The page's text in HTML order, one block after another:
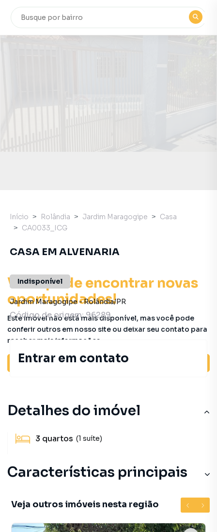
Você pode encontrar novas
oportunidades!
Este imóvel não está mais disponível, mas você pode
conferir outros em nosso site ou deixar seu contato para
receber mais informações.
Ver sugestões
Detalhes do imóvel
3 quartos (1 suíte)
Características principais
Veja outros imóveis nesta região
Início Rolândia Jardim Maragogipe
Casa
CA0033_ICG
CASA EM ALVENARIA
Indisponível
Jardim Maragogipe-Rolândia/PR
Código de origem:96289
Entrar em contato